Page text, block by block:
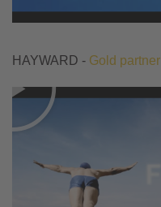
HAYWARD - Gold partner